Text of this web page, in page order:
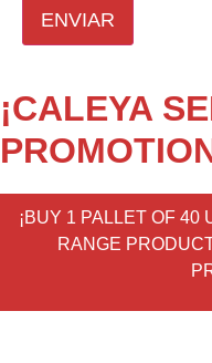
ENVIAR
¡CALEYA
¡BUY 1 PALLET OF 40
RANGE